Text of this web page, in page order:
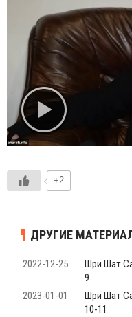
+2
ДРУГИЕ
2022-12-25
Шри Шат
9
2023-01-01
Шри Шат
10-11